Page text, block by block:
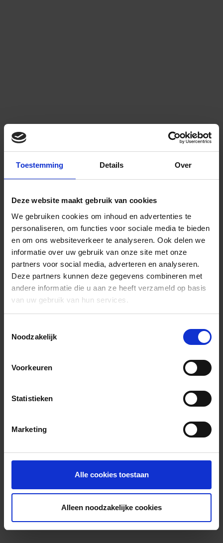
Toestemming Details Over
Deze website maakt gebruik van cookies
We gebruiken cookies om inhoud en advertenties te
personaliseren, om functies voor sociale media te bieden
en om ons websiteverkeer te analyseren. Ook delen we
informatie over uw gebruik van onze site met onze
partners voor social media, adverteren en analyseren.
Deze partners kunnen deze gegevens combineren met
andere informatie die u aan ze heeft verzameld op basis
van uw gebruik van hun services.
Noodzakelijk
Voorkeuren
Statistieken
Marketing
Alle cookies toestaan
Alleen noodzakelijke cookies